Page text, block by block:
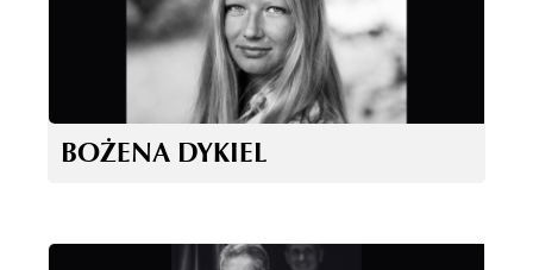
BOŻENA DYKIEL